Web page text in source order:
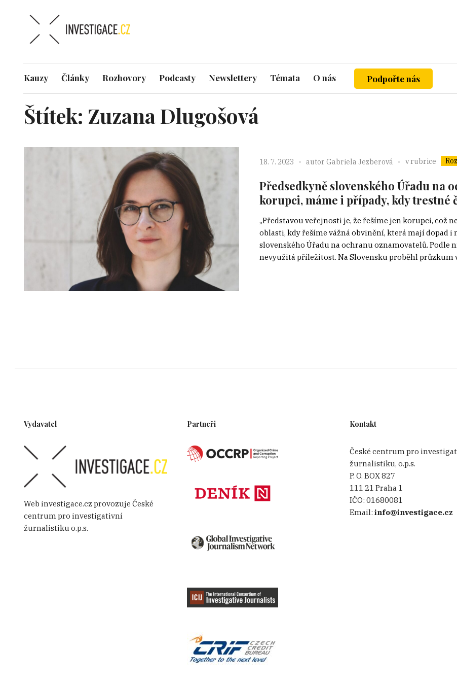
Kauzy Články Rozhovory Podcasty Newslettery Témata O nás Podpořte nás
Štítek: Zuzana Dlugošová
18. 7. 2023 autor Gabriela Jezberová v rubrice
Předsedkyně slovenského Úřadu na
korupci, máme i případy, kdy trestné
„Představou veřejnosti je, že řešíme jen korupci, což
oblasti, kdy řešíme vážná obvinění, která mají dopad i
slovenského Úřadu na ochranu oznamovatelů. Podle
nevyužitá příležitost. Na Slovensku proběhl průzkum
Vydavatel
Web investigace.cz provozuje České
centrum pro investigativní
žurnalistiku o.p.s.
Partneři Kontakt
České centrum pro
žurnalistiku, o.p.s.
P. O. BOX 827
111 21 Praha 1
IČO: 01680081
Email: info@investigace.cz